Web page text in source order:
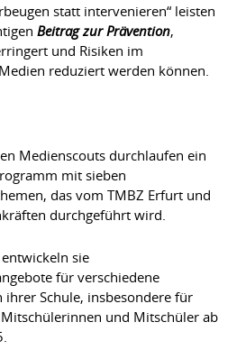
statt intervenieren“ leisten
Beitrag zur Prävention,
und Risiken im
reduziert werden können.
Medienscouts durchlaufen ein
mit sieben
das vom TMBZ Erfurt und
durchgeführt wird.
sie
für verschiedene
ihrer Schule, insbesondere für
und Mitschüler ab